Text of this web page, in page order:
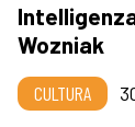
Wozniak
CULTURA